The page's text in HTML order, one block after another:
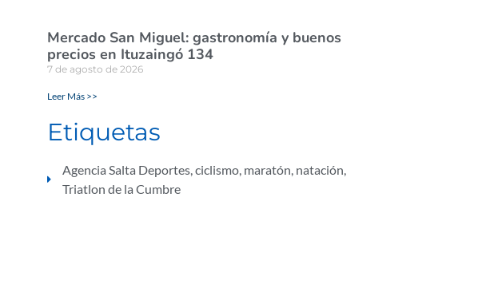
Mercado San Miguel: gastronomía y buenos
precios en Ituzaingó 134
7 de agosto de 2026
Leer Más >>
Etiquetas
Agencia Salta Deportes,ciclismo, maratón, natación,
Triatlon de la Cumbre